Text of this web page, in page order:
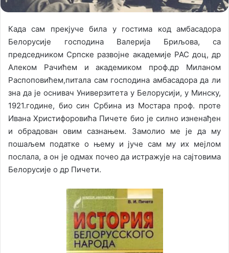
Када сам прекјуче била у гостима код амбасадора
Белорусије господина Валерија Бриљова, са
председником Српске развојне академије РАС доц, др
Алеком Рачићем и академиком проф.др Миланом
Распоповићем,питала сам господина амбасадора да ли
зна да је оснивач Универзитета у Белорусији, у Минску,
1921.године, био син Србина из Мостара проф. проте
Ивана Христифоровића Пичете био је силно изненађен
и обрадован овим сазнањем. Замолио ме је да му
пошаљем податке о њему и јуче сам му их мејлом
послала, а он је одмах почео да истражује на сајтовима
Белорусије о др Пичети.